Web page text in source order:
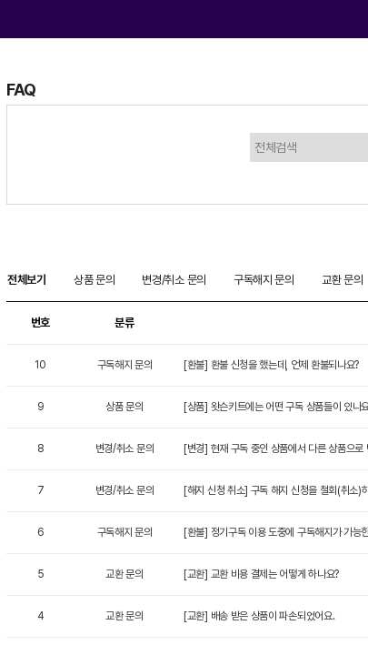
FAQ
전체보기 상품 문의 변경/취소 문의 구독해지 문의 교환 문의
번호 분류
10 구독해지 문의 [환불] 환불 신청을 했는데, 언제 환불되나요?
9 상품 문의 [상품] 왓슨키트에는 어떤 구독 상품들이 있나
8 변경/취소 문의 [변경] 현재 구독 중인 상품에서 다른 상품으로
7 변경/취소 문의 [해지 신청 취소] 구독 해지 신청을 철회(취소)
6 구독해지 문의 [환불] 정기구독 이용 도중에 구독해지가 가능
5 교환 문의 [교환] 교환 비용 결제는 어떻게 하나요?
4 교환 문의 [교환] 배송 받은 상품이 파손되었어요.